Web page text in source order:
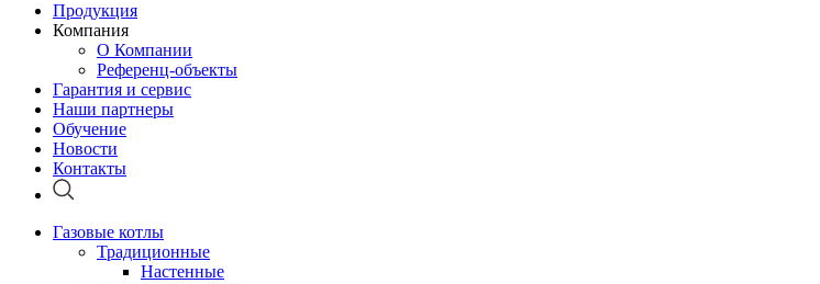
Продукция
Компания
О Компании
Референц-объекты
Гарантия и сервис
Наши партнеры
Обучение
Новости
Контакты
Газовые котлы
Традиционные
Настенные